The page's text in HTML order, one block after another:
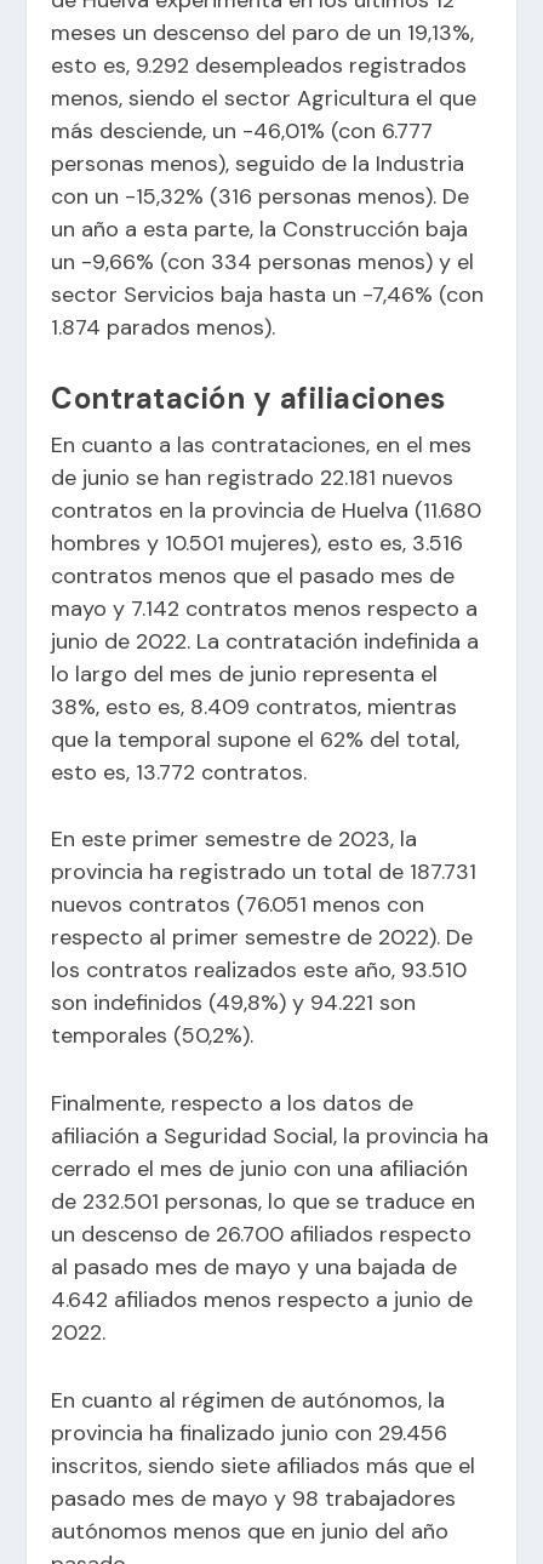
meses un descenso del paro de un 19,13%,
esto es, 9.292 desempleados registrados
menos, siendo el sector Agricultura el que
más desciende, un -46,01% (con 6.777
personas menos), seguido de la Industria
con un -15,32% (316 personas menos). De
un año a esta parte, la Construcción baja
un -9,66% (con 334 personas menos) y el
sector Servicios baja hasta un -7,46% (con
1.874 parados menos).
Contratación y afiliaciones
En cuanto a las contrataciones, en el mes
de junio se han registrado 22.181 nuevos
contratos en la provincia de Huelva (11.680
hombres y 10.501 mujeres), esto es, 3.516
contratos menos que el pasado mes de
mayo y 7.142 contratos menos respecto a
junio de 2022. La contratación indefinida a
lo largo del mes de junio representa el
38%, esto es, 8.409 contratos, mientras
que la temporal supone el 62% del total,
esto es, 13.772 contratos.
En este primer semestre de 2023, la
provincia ha registrado un total de 187.731
nuevos contratos (76.051 menos con
respecto al primer semestre de 2022). De
los contratos realizados este año, 93.510
son indefinidos (49,8%) y 94.221 son
temporales (50,2%).
Finalmente, respecto a los datos de
afiliación a Seguridad Social, la provincia ha
cerrado el mes de junio con una afiliación
de 232.501 personas, lo que se traduce en
un descenso de 26.700 afiliados respecto
al pasado mes de mayo y una bajada de
4.642 afiliados menos respecto a junio de
2022.
En cuanto al régimen de autónomos, la
provincia ha finalizado junio con 29.456
inscritos, siendo siete afiliados más que el
pasado mes de mayo y 98 trabajadores
autónomos menos que en junio del año